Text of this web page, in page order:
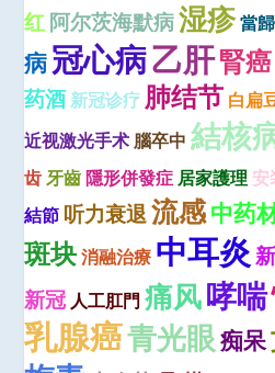
红阿尔茨海默病湿疹當歸
病冠心病乙肝腎癌
药酒 新冠诊疗 肺结节 白扁
近视激光手术 腦卒中 結核
齿 牙齒 隱形併發症 居家護理 安
結節 听力衰退流感中药
斑块 消融治療 中耳炎
新冠 人工肛門 痛风哮喘
乳腺癌青光眼痴呆